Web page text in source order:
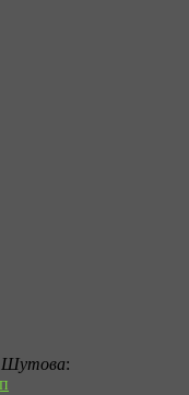
Шутова: